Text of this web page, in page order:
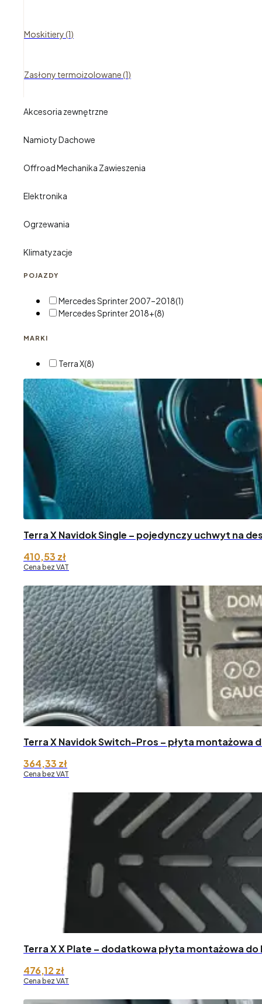
Moskitiery (1)
Zasłony termoizolowane (1)
Akcesoria zewnętrzne
Namioty Dachowe
Offroad Mechanika Zawieszenia
Elektronika
Ogrzewania
Klimatyzacje
POJAZDY
Mercedes Sprinter 2007–2018(1)
Mercedes Sprinter 2018+(8)
MARKI
Terra X(8)
Terra X Navidok Single – pojedynczy uchwyt na
410,53 zł
Cena bez VAT
Terra X Navidok Switch-Pros – płyta montażowa
364,33 zł
Cena bez VAT
Terra X X Plate – dodatkowa płyta montażowa do
476,12 zł
Cena bez VAT